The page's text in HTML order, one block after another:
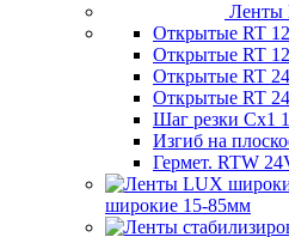
Ленты
Открытые RT
Открытые RT
Открытые RT
Открытые RT
Шаг резки Cx1
Изгиб на
Гермет. RTW
широкие 15-85мм